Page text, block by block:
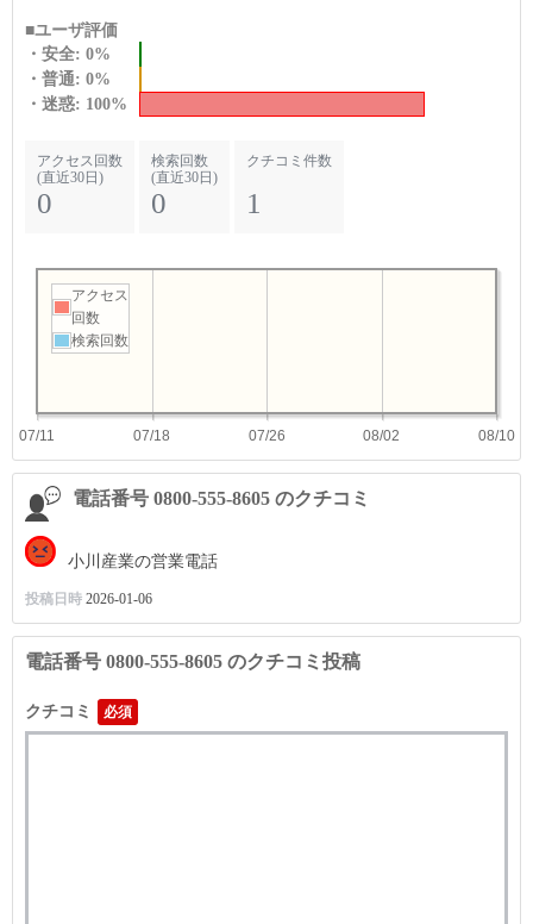
■ユーザ評価
・安全: 0%
・普通: 0%
・迷惑: 100%
アクセス回数
(直近30日)
0
検索回数
(直近30日)
0
クチコミ件数
1
07/11 07/18 07/26 08/02 08/10
アクセス
回数
検索回数
電話番号 0800-555-8605 のクチコミ
小川産業の営業電話
投稿日時 2026-01-06
電話番号 0800-555-8605 のクチコミ投稿
クチコミ